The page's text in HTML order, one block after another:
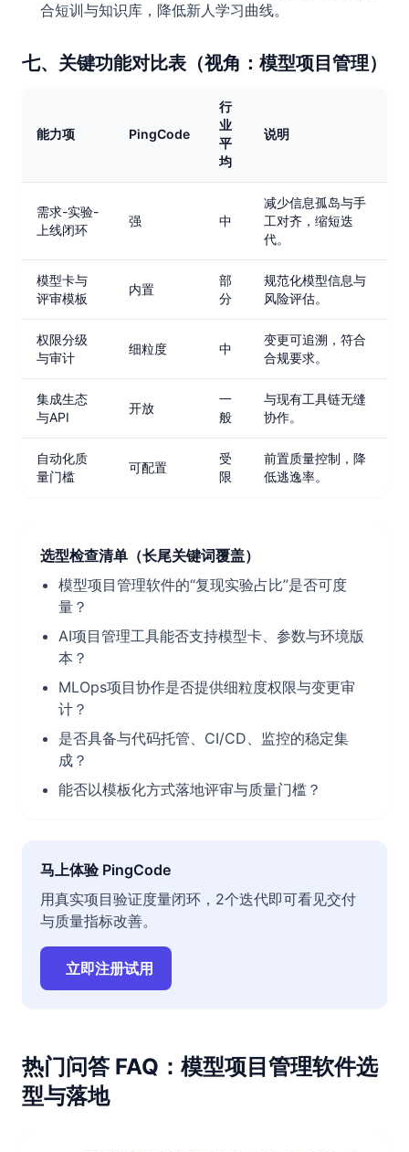
合短训与知识库，降低新人学习曲线。
七、关键功能对比表（视角：模型项目管理）
能力项 PingCode
行
业
平
均
说明
需求-实验-
上线闭环
强 中
减少信息孤岛与手
工对齐，缩短迭
代。
模型卡与
评审模板
内置
部
分
规范化模型信息与
风险评估。
权限分级
与审计
细粒度 中
变更可追溯，符合
合规要求。
集成生态
与API
开放
一
般
与现有工具链无缝
协作。
自动化质
量门槛
可配置
受
限
前置质量控制，降
低逃逸率。
选型检查清单（长尾关键词覆盖）
模型项目管理软件的“复现实验占比”是否可度
量？
AI项目管理工具能否支持模型卡、参数与环境版
本？
MLOps项目协作是否提供细粒度权限与变更审
计？
是否具备与代码托管、CI/CD、监控的稳定集
成？
能否以模板化方式落地评审与质量门槛？
马上体验 PingCode
用真实项目验证度量闭环，2个迭代即可看见交付
与质量指标改善。
立即注册试用
热门问答 FAQ：模型项目管理软件选
型与落地